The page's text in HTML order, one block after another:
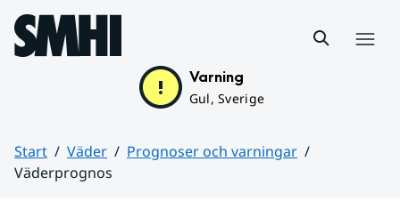
Hoppa till sidans innehåll
Varning
Gul, Sverige
Start Väder
Prognoser och varningar
Väderprognos